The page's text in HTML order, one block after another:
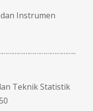
Instrumen
Teknik Statistik